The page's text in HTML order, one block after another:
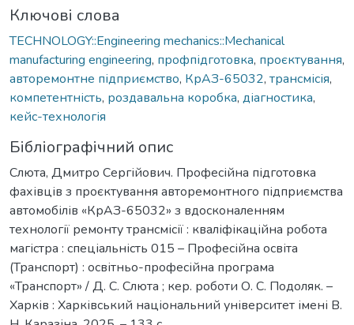
Ключові слова
TECHNOLOGY::Engineering mechanics::Mechanical
manufacturing engineering, профпідготовка, проєктування,
авторемонтне підприємство, КрАЗ-65032, трансмісія,
компетентність, роздавальна коробка, діагностика,
кейс-технологія
Бібліографічний опис
Слюта, Дмитро Сергійович. Професійна підготовка
фахівців з проєктування авторемонтного підприємства
автомобілів «КрАЗ-65032» з вдосконаленням
технології ремонту трансмісії : кваліфікаційна робота
магістра : спеціальність 015 – Професійна освіта
(Транспорт) : освітньо-професійна програма
«Транспорт» / Д. С. Слюта ; кер. роботи О. С. Подоляк. –
Харків : Харківський національний університет імені В.